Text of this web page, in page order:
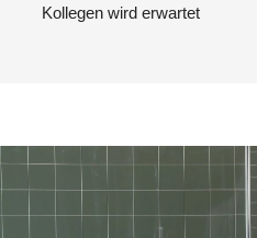
Kollegen wird erwartet